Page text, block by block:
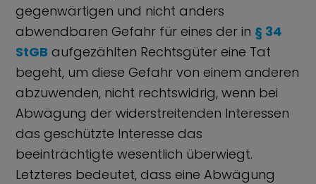
gegenwärtigen und nicht anders
abwendbaren Gefahr für eines der in § 34
StGB aufgezählten Rechtsgüter eine Tat
begeht, um diese Gefahr von einem anderen
abzuwenden, nicht rechtswidrig, wenn bei
Abwägung der widerstreitenden Interessen
das geschützte Interesse das
beeinträchtigte wesentlich überwiegt.
Letzteres bedeutet, dass eine Abwägung